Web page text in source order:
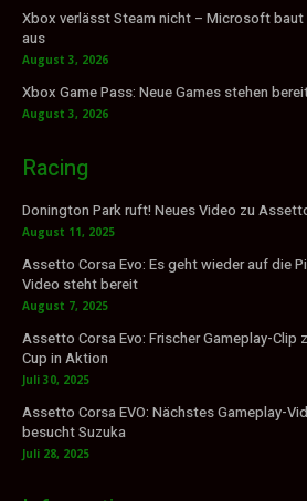
Xbox verlässt Steam nicht – Microsoft
aus
August 3, 2026
Xbox Game Pass: Neue Games stehen
August 3, 2026
Racing
Donington Park ruft! Neues Video zu
August 11, 2025
Assetto Corsa Evo: Es geht wieder auf die
Video steht bereit
August 7, 2025
Assetto Corsa Evo: Frischer Gameplay-Clip
Cup in Aktion
Juli 30, 2025
Assetto Corsa EVO: Nächstes Gameplay-
besucht Suzuka
Juli 28, 2025